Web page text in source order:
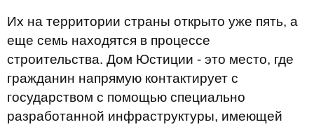
Их на территории страны открыто уже пять, а
еще семь находятся в процессе
строительства. Дом Юстиции - это место, где
гражданин напрямую контактирует с
государством с помощью специально
разработанной инфраструктуры, имеющей